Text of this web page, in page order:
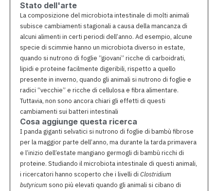
Stato dell'arte
La composizione del microbiota intestinale di molti animali
subisce cambiamenti stagionali a causa della mancanza di
alcuni alimenti in certi periodi dell’anno. Ad esempio, alcune
specie di scimmie hanno un microbiota diverso in estate,
quando si nutrono di foglie “giovani” ricche di carboidrati,
lipidi e proteine ​​facilmente digeribili, rispetto a quello
presente in inverno, quando gli animali si nutrono di foglie e
radici “vecchie” e ricche di cellulosa e fibra alimentare.
Tuttavia, non sono ancora chiari gli effetti di questi
cambiamenti sui batteri intestinali
Cosa aggiunge questa ricerca
I panda giganti selvatici si nutrono di foglie di bambù fibrose
per la maggior parte dell’anno, ma durante la tarda primavera
e l’inizio dell’estate mangiano germogli di bambù ricchi di
proteine. Studiando il microbiota intestinale di questi animali,
i ricercatori hanno scoperto che i livelli di Clostridium
butyricum sono più elevati quando gli animali si cibano di